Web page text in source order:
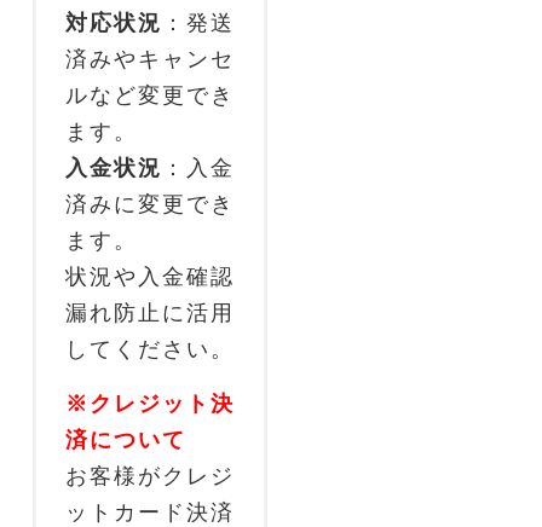
対応状況 ：発送
済みやキャンセ
ルなど変更でき
ます。
入金状況 ：入金
済みに変更でき
ます。
状況や入金確認
漏れ防止に活用
してください。
※クレジット決
済について
お客様がクレジ
ットカード決済